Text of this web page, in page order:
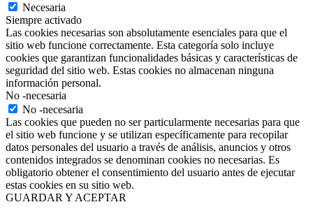
Necesaria
Siempre activado
Las cookies necesarias son absolutamente esenciales para que el
sitio web funcione correctamente. Esta categoría solo incluye
cookies que garantizan funcionalidades básicas y características de
seguridad del sitio web. Estas cookies no almacenan ninguna
información personal.
No -necesaria
No -necesaria
Las cookies que pueden no ser particularmente necesarias para que
el sitio web funcione y se utilizan específicamente para recopilar
datos personales del usuario a través de análisis, anuncios y otros
contenidos integrados se denominan cookies no necesarias. Es
obligatorio obtener el consentimiento del usuario antes de ejecutar
estas cookies en su sitio web.
GUARDAR Y ACEPTAR